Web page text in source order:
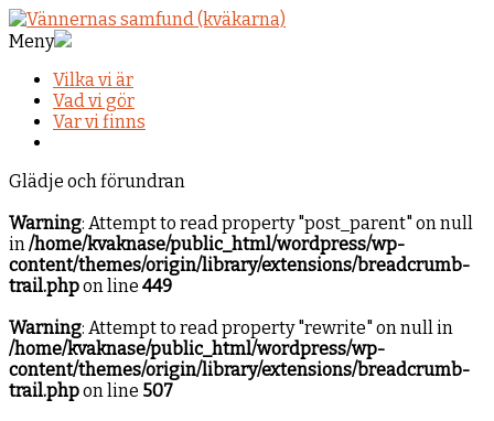
Meny
Vilka vi är
Vad vi gör
Var vi finns
Glädje och förundran
Warning: Attempt to read property "post_parent" on null
in/home/kvaknase/public_html/wordpress/wp-
content/themes/origin/library/extensions/breadcrumb-
trail.phpon line 449
Warning: Attempt to read property "rewrite" on null in
/home/kvaknase/public_html/wordpress/wp-
content/themes/origin/library/extensions/breadcrumb-
trail.phpon line 507